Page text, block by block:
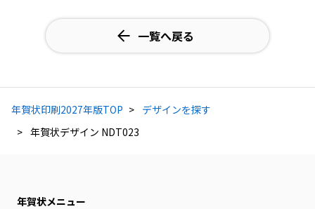
一覧へ戻る
年賀状印刷2027年版TOP
デザインを探す
年賀状デザイン NDT023
年賀状メニュー